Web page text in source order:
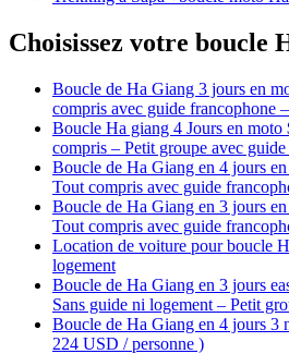
Choisissez votre boucle
Boucle de Ha Giang 3 jours en
compris avec guide francophone
Boucle Ha giang 4 Jours en moto
compris – Petit groupe avec
Boucle de Ha Giang en 4 jours
Tout compris avec guide
Boucle de Ha Giang en 3 jours
Tout compris avec guide
Location de voiture pour boucle
logement
Boucle de Ha Giang en 3 jours
Sans guide ni logement – Petit
Boucle de Ha Giang en 4 jours 3
224 USD / personne )